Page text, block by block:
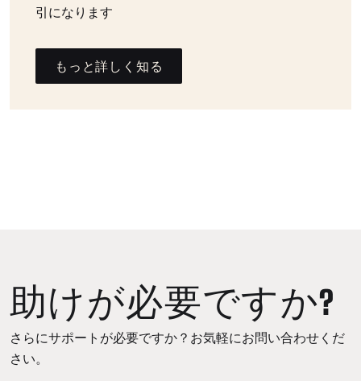
引になります
もっと詳しく知る
助けが必要ですか?
さらにサポートが必要ですか？お気軽にお問い合わせくだ
さい。